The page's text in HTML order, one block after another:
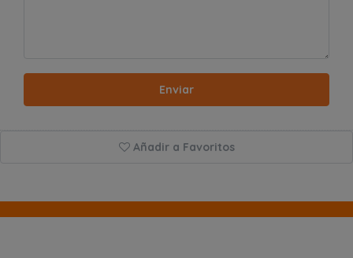
Enviar
Añadir a Favoritos